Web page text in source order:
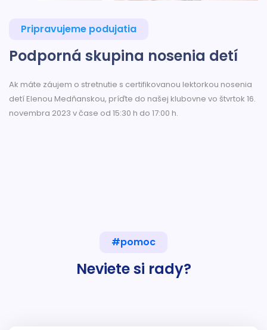
Pripravujeme podujatia
Podporná skupina nosenia detí
Ak máte záujem o stretnutie s certifikovanou lektorkou nosenia
detí Elenou Medňanskou, príďte do našej klubovne vo štvrtok 16.
novembra 2023 v čase od 15:30 h do 17:00 h.
#pomoc
Neviete si rady?